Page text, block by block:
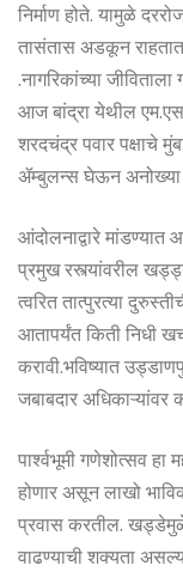
निर्माण होते. यामुळे
तासंतास अडकून
.नागरिकांच्या जीविताला
आज बांद्रा येथील
शरदचंद्र पवार पक्षाचे
ॲम्बुलन्स घेऊन
आंदोलनाद्वारे
प्रमुख रस्त्यांवरील
त्वरित तात्पुरत्या
आतापर्यंत किती निधी
करावी.भविष्यात
जबाबदार अधिकाऱ्यांवर
पार्श्वभूमी गणेशोत्सव हा
होणार असून लाखो
प्रवास करतील.
वाढण्याची शक्यता